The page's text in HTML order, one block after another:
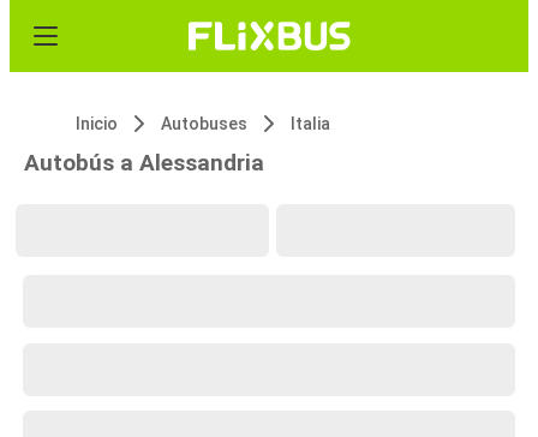
Inicio Autobuses Italia
Autobús a Alessandria